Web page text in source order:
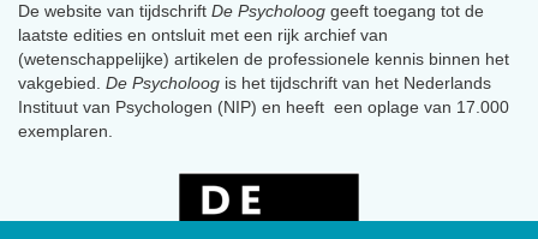
De website van tijdschrift De Psycholoog geeft toegang tot de
laatste edities en ontsluit met een rijk archief van
(wetenschappelijke) artikelen de professionele kennis binnen het
vakgebied. De Psycholoog is het tijdschrift van het Nederlands
Instituut van Psychologen (NIP) en heeft een oplage van 17.000
exemplaren.